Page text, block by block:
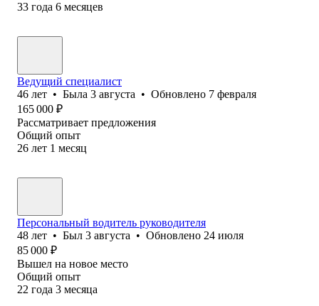
33 года 6 месяцев
Ведущий специалист
46 лет • Была 3 августа • Обновлено 7 февраля
165 000 ₽
Рассматривает предложения
Общий опыт
26 лет 1 месяц
Персональный водитель руководителя
48 лет • Был 3 августа • Обновлено 24 июля
85 000 ₽
Вышел на новое место
Общий опыт
22 года 3 месяца